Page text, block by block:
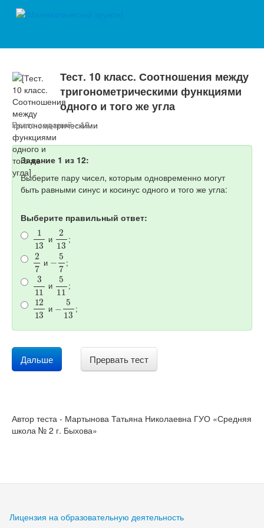
Тест. 10 класс. Соотношения между
тригонометрическими функциями
одного и того же угла
Всего заданий - 12
Задание 1 из 12:
Выберите пару чисел, которым одновременно могут
быть равными синус и косинус одного и того же угла:
Выберите правильный ответ:
13
и
213
;
27
и
57
;
311
и
511
;
12
и
13
;
Дальше Прервать тест
Автор теста - Мартынова Татьяна Николаевна ГУО «Средняя
школа № 2 г. Быхова»
Лицензия на образовательную деятельность